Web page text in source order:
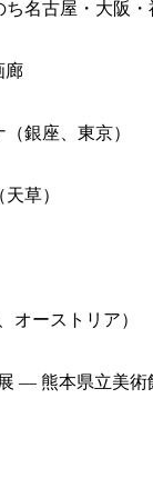
名古屋・大阪・
廊
銀座、東京）
草）
ーストリア）
— 熊本県立美術